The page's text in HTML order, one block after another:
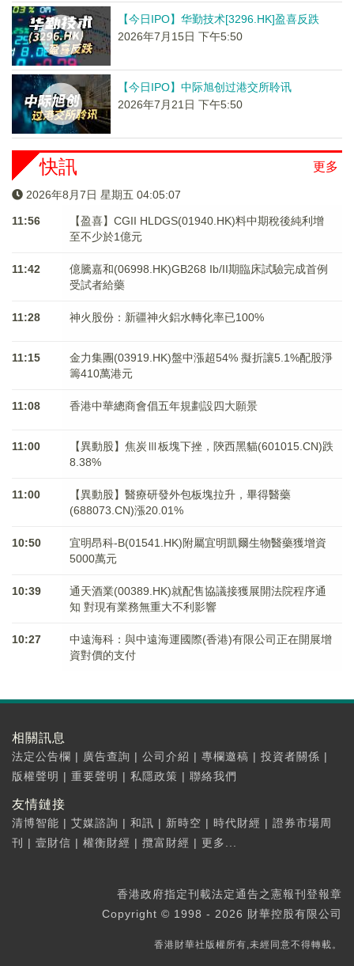
【今日IPO】华勤技术[3296.HK]盈喜反跌
2026年7月15日 下午5:50
【今日IPO】中际旭创过港交所聆讯
2026年7月21日 下午5:50
更多
快訊
2026年8月7日 星期五 04:05:08
11:56
【盈喜】CGII HLDGS(01940.HK)料中期稅後純利增
至不少於1億元
11:42
億騰嘉和(06998.HK)GB268 Ib/II期臨床試驗完成首例
受試者給藥
11:28 神火股份：新疆神火鋁水轉化率已100%
11:15
金力集團(03919.HK)盤中漲超54% 擬折讓5.1%配股淨
籌410萬港元
11:08 香港中華總商會倡五年規劃設四大願景
11:00
【異動股】焦炭Ⅲ板塊下挫，陝西黑貓(601015.CN)跌
8.38%
11:00
【異動股】醫療研發外包板塊拉升，畢得醫藥
(688073.CN)漲20.01%
10:50
宜明昂科-B(01541.HK)附屬宜明凱爾生物醫藥獲增資
5000萬元
10:39
通天酒業(00389.HK)就配售協議接獲展開法院程序通
知 對現有業務無重大不利影響
10:27
中遠海科：與中遠海運國際(香港)有限公司正在開展增
資對價的支付
相關訊息
法定公告欄 | 廣告查詢 | 公司介紹 | 專欄邀稿 | 投資者關係 |
版權聲明 | 重要聲明 | 私隱政策 | 聯絡我們
友情鏈接
清博智能 | 艾媒諮詢 | 和訊 | 新時空 | 時代財經 | 證券市場周
刊
| 壹財信 | 權衡財經 | 攬富財經 | 更多...
香港政府指定刊載法定通告之憲報刊登報章
Copyright © 1998 - 2026 財華控股有限公司
香港財華社版權所有,未經同意不得轉載。